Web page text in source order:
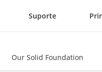
Suporte
Our Solid Foundation